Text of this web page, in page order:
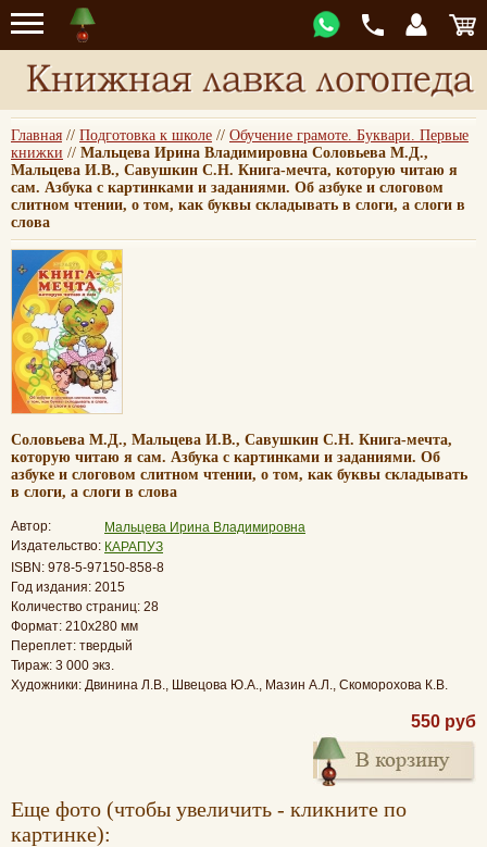
Главная // Подготовка к школе // Обучение грамоте. Буквари. Первые
книжки // Мальцева Ирина Владимировна Соловьева М.Д.,
Мальцева И.В., Савушкин С.Н. Книга-мечта, которую читаю я
сам. Азбука с картинками и заданиями. Об азбуке и слоговом
слитном чтении, о том, как буквы складывать в слоги, а слоги в
слова
Соловьева М.Д., Мальцева И.В., Савушкин С.Н. Книга-мечта,
которую читаю я сам. Азбука с картинками и заданиями. Об
азбуке и слоговом слитном чтении, о том, как буквы складывать
в слоги, а слоги в слова
Автор:
Мальцева Ирина Владимировна
Издательство: КАРАПУЗ
ISBN: 978-5-97150-858-8
Год издания: 2015
Количество страниц: 28
Формат: 210x280 мм
Переплет: твердый
Тираж: 3 000 экз.
Художники: Двинина Л.В., Швецова Ю.А., Мазин А.Л., Скоморохова К.В.
550 руб
Еще фото (чтобы увеличить - кликните по
картинке):